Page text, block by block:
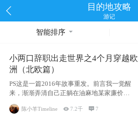
目的地攻略
游记
智能排序
小两口辞职出走世界之4个月穿越欧
洲（北欧篇）
PS这是一篇2016年故事重发。前言我一觉醒
来，渐渐弄清自己正躺在油麻地某家廉价宾
馆
陈小羊Timeline 7.2千 7